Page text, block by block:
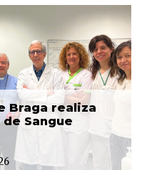
Braga realiza
Sangue